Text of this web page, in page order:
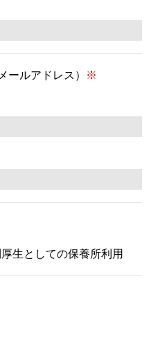
ールアドレス） ※
生としての保養所利用